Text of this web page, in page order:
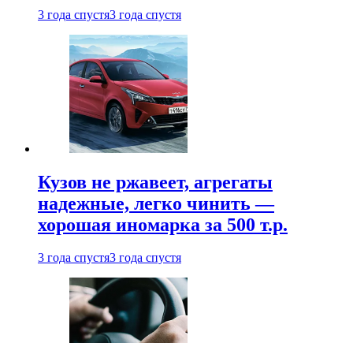
3 года спустя3 года спустя
Кузов не ржавеет, агрегаты
надежные, легко чинить —
хорошая иномарка за 500 т.р.
3 года спустя3 года спустя